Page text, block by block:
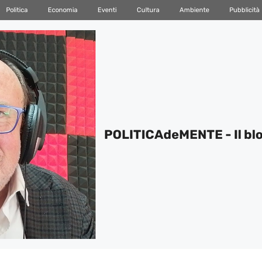
Politica Economia Eventi Cultura Ambiente Pubblicità
POLITICAdeMENTE - Il